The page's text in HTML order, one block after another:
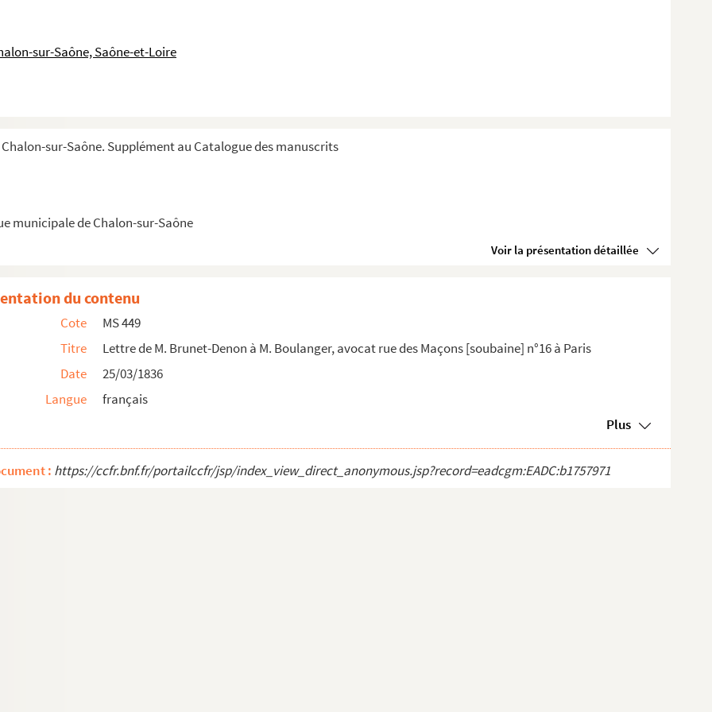
sur-Saône, Saône-et-Loire
sur-Saône. Supplément au Catalogue des manuscrits
municipale de Chalon-sur-Saône
Voir la présentation détaillée
avec prologue et épilogue, de François Fe...
abus des Mâconnais
du musée égyptien du Louvre
à Chalon-sur-Saône, dans quelques villages circo...
de Chalon de 1565 à 1682, avec leurs armoir...
(1772-1852) à Jean-Baptiste Grassot, notaire et ...
(1772-1852) à Charles Mathey (1794-1851)
1852) à Alfred Mathey (1819-1892)
Charles Mathey (1794-1851), député de Saône-et...
représentant du peuple. Chalon-sur-Saône.
de St Marcellin Dépt. de l'Isère
Mairie à Chalon, Saône-et-Loire
Isère
comte, grande rue n°22 à Grenoble
Maçons [soubaine] n°16 à Paris
citoyen commissaire du gouvernement pour le dé...
du contenu
Cote
MS 449
Titre
Lettre de M. Brunet-Denon à M. Boulanger, avocat rue des Maçons [soubaine] n°16 à Paris
Date
25/03/1836
Langue
français
Plus
: https://ccfr.bnf.fr/portailccfr/jsp/index_view_direct_anonymous.jsp?record=eadcgm:EADC:b1757971